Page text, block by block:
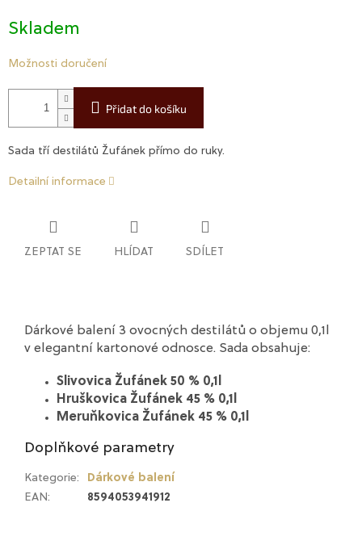
Skladem
Možnosti doručení
Přidat do košíku
Sada tří destilátů Žufánek přímo do ruky.
Detailní informace
ZEPTAT SE HLÍDAT SDÍLET
Dárkové balení 3 ovocných destilátů o objemu 0,1l
v elegantní kartonové odnosce. Sada obsahuje:
Slivovica Žufánek 50 % 0,1l
Hruškovica Žufánek 45 % 0,1l
Meruňkovica Žufánek 45 % 0,1l
Doplňkové parametry
Kategorie:
Dárkové balení
EAN: 8594053941912